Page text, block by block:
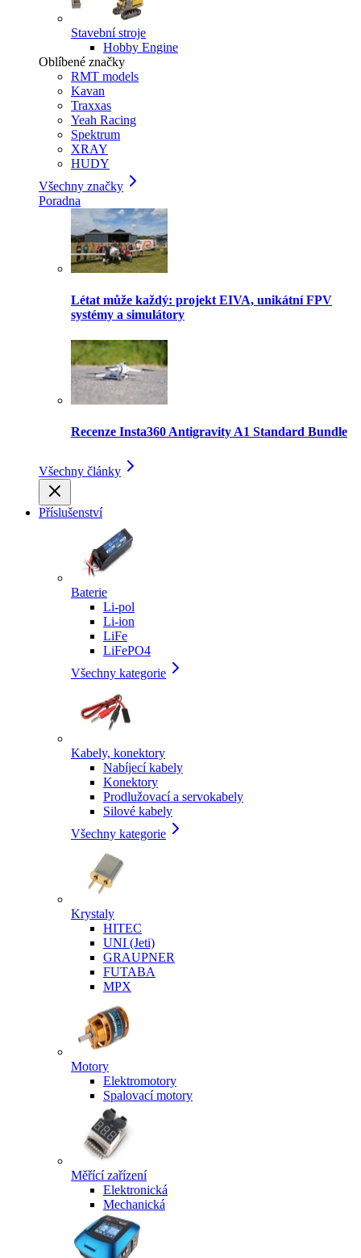
Stavební stroje
Hobby Engine
Oblíbené značky
RMT models
Kavan
Traxxas
Yeah Racing
Spektrum
XRAY
HUDY
Všechny značky
Poradna
Létat může každý: projekt EIVA, unikátní FPV
systémy a simulátory
Recenze Insta360 Antigravity A1 Standard Bundle
Všechny články
Příslušenství
Baterie
Li-pol
Li-ion
LiFe
LiFePO4
Všechny kategorie
Kabely, konektory
Nabíjecí kabely
Konektory
Prodlužovací a servokabely
Silové kabely
Všechny kategorie
Krystaly
HITEC
UNI (Jeti)
GRAUPNER
FUTABA
MPX
Motory
Elektromotory
Spalovací motory
Měřící zařízení
Elektronická
Mechanická